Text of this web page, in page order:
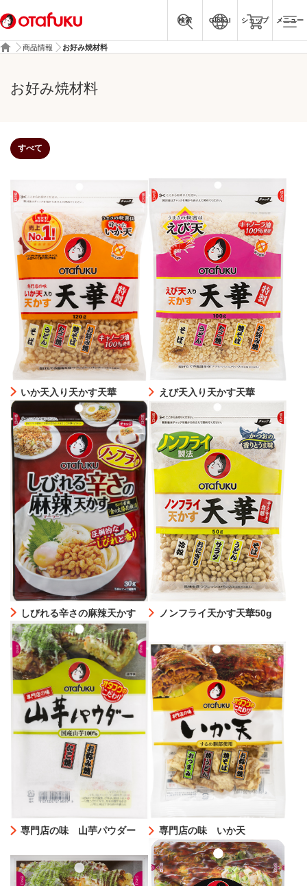
検索 Global ショップ メニュー
商品情報 お好み焼材料
お好み焼材料
すべて
いか天入り天かす天華 えび天入り天かす天華
しびれる辛さの麻辣天かす ノンフライ天かす天華50g
専門店の味 山芋パウダー 専門店の味 いか天